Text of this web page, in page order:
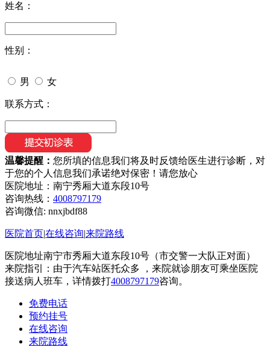
姓名：
性别：
男 女
联系方式：
温馨提醒： 您所填的信息我们将及时反馈给医生进行诊断，对
于您的个人信息我们承诺绝对保密！请您放心
医院地址：南宁秀厢大道东段10号
咨询热线： 4008797179
咨询微信: nnxjbdf88
医院首页|在线咨询|来院路线
医院地址南宁市秀厢大道东段10号（市交警一大队正对面）
来院指引：由于汽车站医托众多 ，来院就诊朋友可乘坐医院
接送病人班车，详情拨打4008797179咨询。
免费电话
预约挂号
在线咨询
来院路线